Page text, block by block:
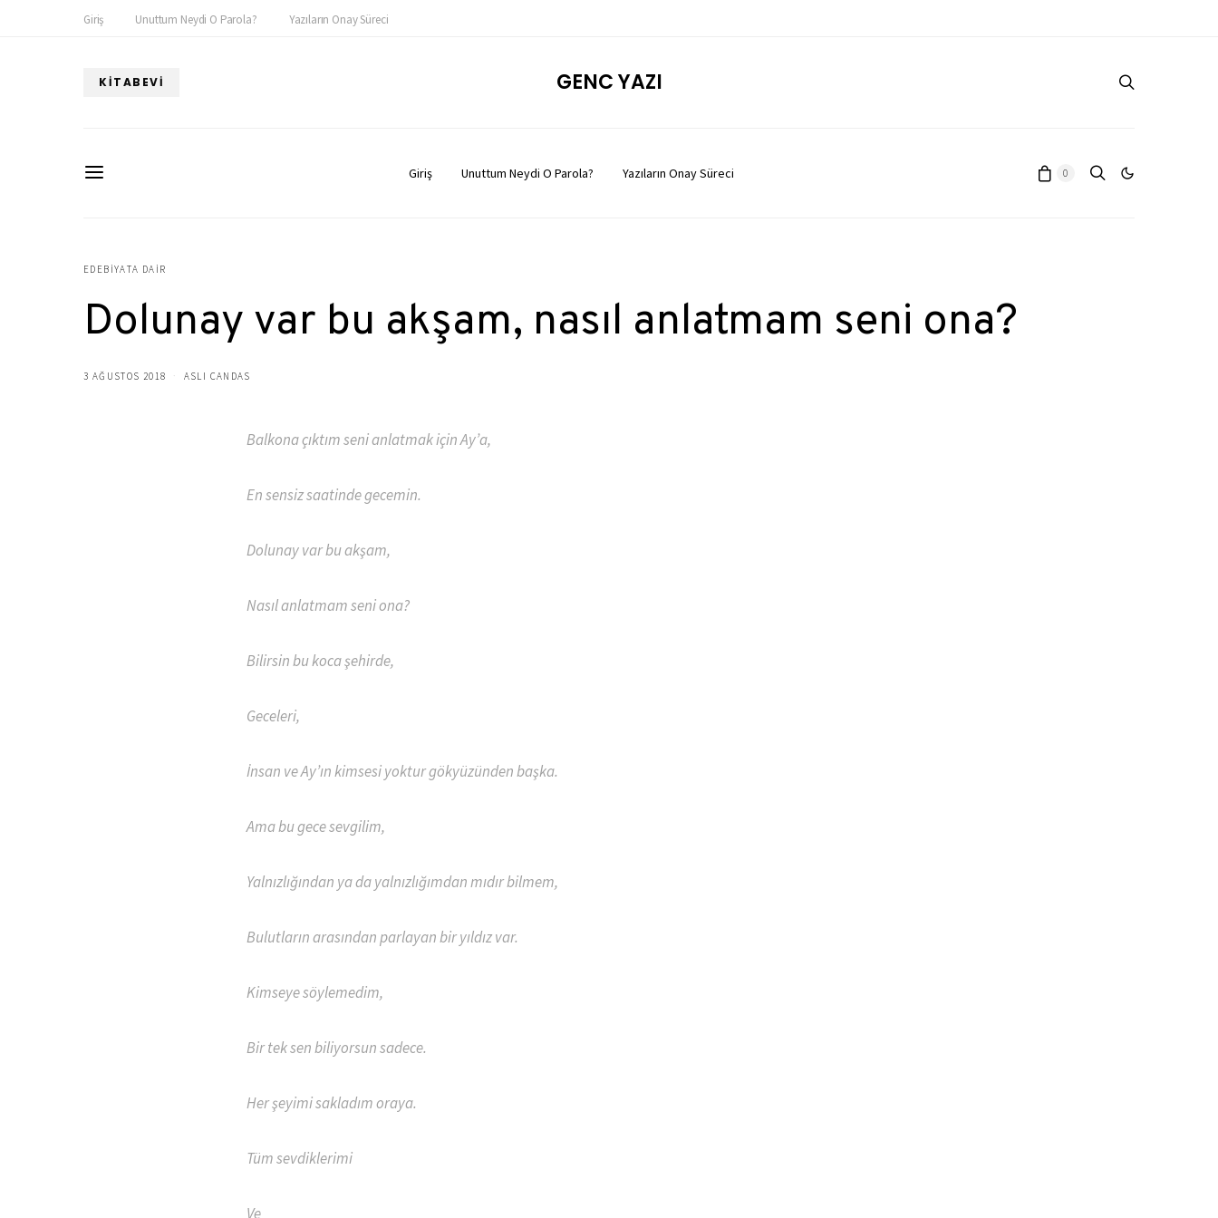
Giriş Unuttum Neydi O Parola? Yazıların Onay Süreci
KITABEVI GENC YAZI
Giriş Unuttum Neydi O Parola? Yazıların Onay Süreci 0
EDEBIYATA DAIR
Dolunay var bu akşam, nasıl anlatmam seni ona?
3 AĞUSTOS 2018 ASLI CANDAS
Balkona çıktım seni anlatmak için Ay’a,
En sensiz saatinde gecemin.
Dolunay var bu akşam,
Nasıl anlatmam seni ona?
Bilirsin bu koca şehirde,
Geceleri,
İnsan ve Ay’ın kimsesi yoktur gökyüzünden başka.
Ama bu gece sevgilim,
Yalnızlığından ya da yalnızlığımdan mıdır bilmem,
Bulutların arasından parlayan bir yıldız var.
Kimseye söylemedim,
Bir tek sen biliyorsun sadece.
Her şeyimi sakladım oraya.
Tüm sevdiklerimi
Ve